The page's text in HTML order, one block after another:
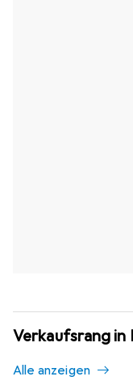
Verkaufsrang
Alle anzeigen